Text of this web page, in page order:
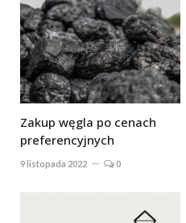
Zakup węgla po cenach
preferencyjnych
9 listopada 2022 0